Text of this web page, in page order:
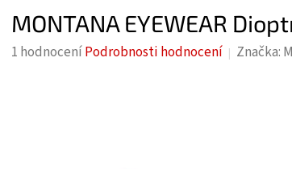
MONTANA EYEWEAR
Průměrné
1 hodnoceníPodrobnosti hodnocení Značka: